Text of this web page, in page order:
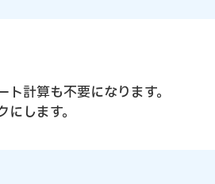
計算も不要になります。
します。